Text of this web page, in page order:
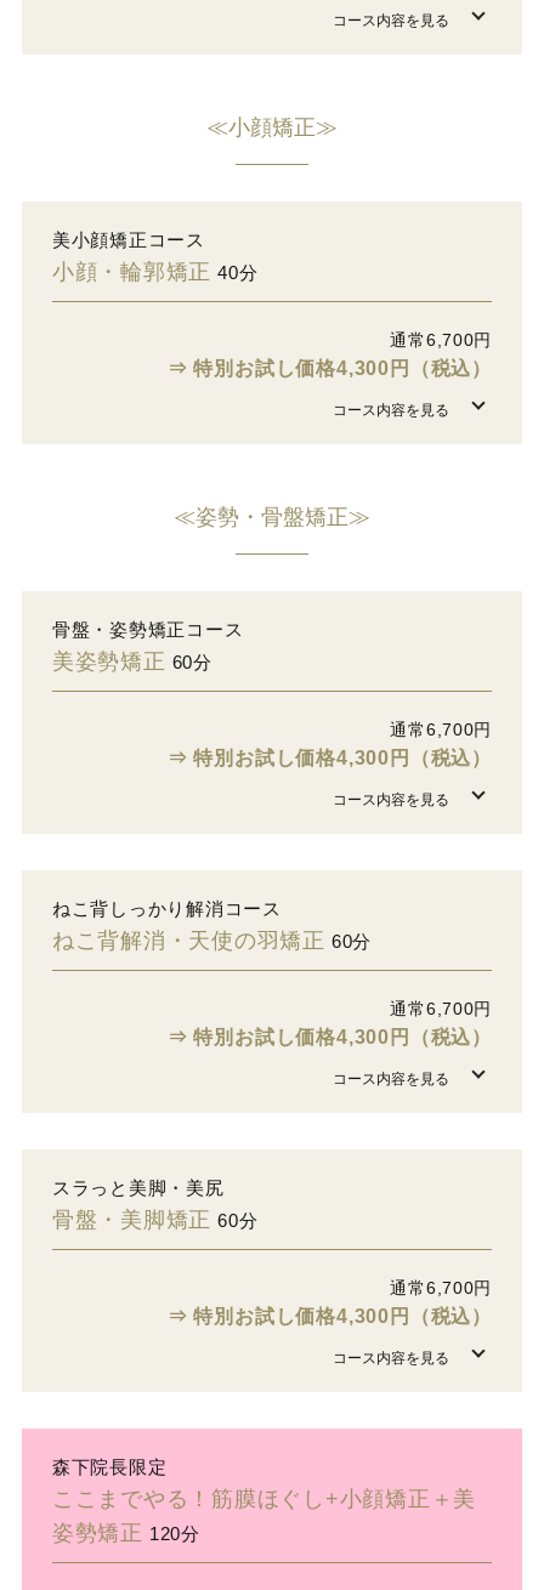
≪小顔矯正≫
美小顔矯正コース
小顔・輪郭矯正 40分
通常6,700円
⇒ 特別お試し価格4,300円（税込）
≪姿勢・骨盤矯正≫
骨盤・姿勢矯正コース
美姿勢矯正 60分
通常6,700円
⇒ 特別お試し価格4,300円（税込）
ねこ背しっかり解消コース
ねこ背解消・天使の羽矯正 60分
通常6,700円
⇒ 特別お試し価格4,300円（税込）
スラっと美脚・美尻
骨盤・美脚矯正 60分
通常6,700円
⇒ 特別お試し価格4,300円（税込）
森下院長限定
ここまでやる！筋膜ほぐし+小顔矯正＋美
姿勢矯正 120分